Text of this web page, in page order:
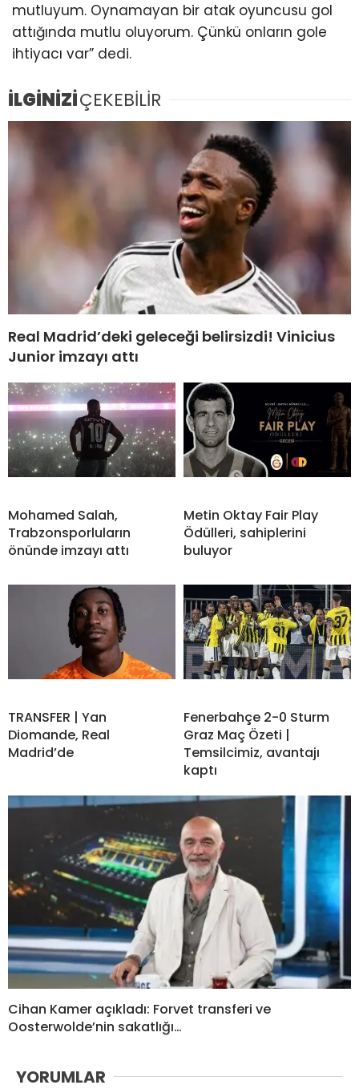
mutluyum. Oynamayan bir atak oyuncusu gol
attığında mutlu oluyorum. Çünkü onların gole
ihtiyacı var” dedi.
İLGİNİZİÇEKEBİLİR
Real Madrid’deki geleceği belirsizdi! Vinicius
Junior imzayı attı
Mohamed Salah,
Trabzonsporluların
önünde imzayı attı
Metin Oktay Fair Play
Ödülleri, sahiplerini
buluyor
TRANSFER | Yan
Diomande, Real
Madrid’de
Fenerbahçe 2-0 Sturm
Graz Maç Özeti |
Temsilcimiz, avantajı
kaptı
Cihan Kamer açıkladı: Forvet transferi ve
Oosterwolde’nin sakatlığı…
YORUMLAR